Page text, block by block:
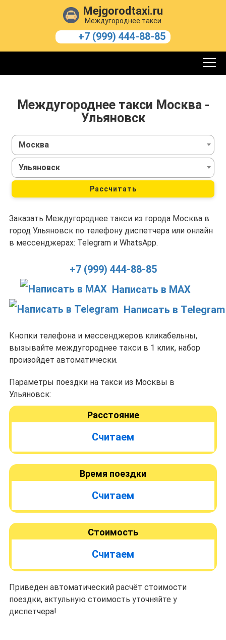
Mejgorodtaxi.ru
Междугороднее такси
+7 (999) 444-88-85
Междугороднее такси Москва -
Ульяновск
Москва
Ульяновск
Рассчитать
Заказать Междугороднее такси из города Москва в
город Ульяновск по телефону диспетчера или онлайн
в мессенджерах: Telegram и WhatsApp.
+7 (999) 444-88-85
Написать в MAX
Написать в Telegram
Кнопки телефона и мессенджеров кликабельны,
вызывайте междугороднее такси в 1 клик, набор
произойдет автоматически.
Параметры поездки на такси из Москвы в
Ульяновск:
Расстояние
Считаем
Время поездки
Считаем
Стоимость
Считаем
Приведен автоматический расчёт стоимости
поездки, актульную стоимость уточняйте у
диспетчера!